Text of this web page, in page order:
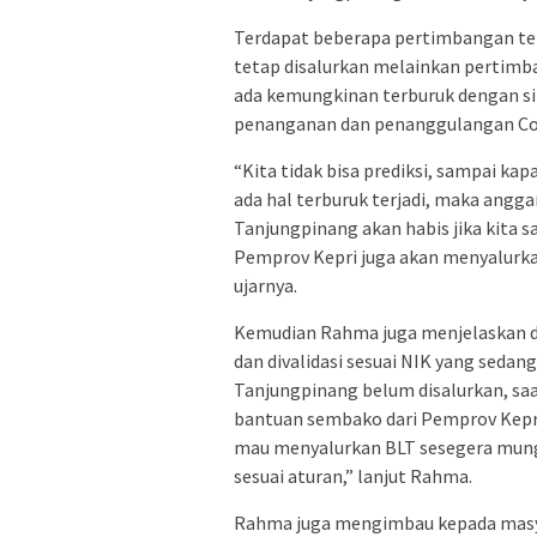
Terdapat beberapa pertimbangan
tetap disalurkan melainkan
ada kemungkinan terburuk dengan
penanganan dan penanggulangan
“Kita tidak bisa prediksi, sampai
ada hal terburuk terjadi, maka
Tanjungpinang akan habis jika kita
Pemprov Kepri juga akan
ujarnya.
Kemudian Rahma juga
dan divalidasi sesuai NIK yang
Tanjungpinang belum disalurkan,
bantuan sembako dari Pemprov
mau menyalurkan BLT sesegera
sesuai aturan,” lanjut Rahma.
Rahma juga mengimbau kepada